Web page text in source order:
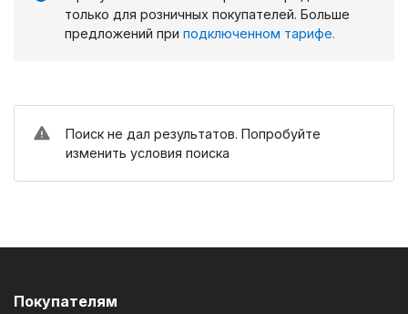
только для розничных покупателей. Больше
предложений при подключенном тарифе.
Поиск не дал результатов. Попробуйте
изменить условия поиска
Покупателям